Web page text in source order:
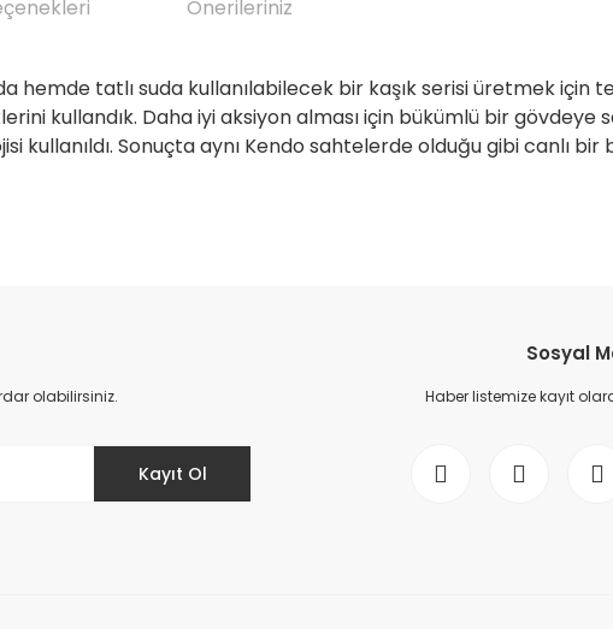
Önerileriniz
hemde tatlı suda kullanılabilecek bir kaşık serisi üretmek için
kullandık. Daha iyi aksiyon alması için bükümlü bir gövdeye
Sonuçta aynı Kendo sahtelerde olduğu gibi canlı
olabilirsiniz.
Kayıt Ol
Sosyal
Haber listemize kayıt